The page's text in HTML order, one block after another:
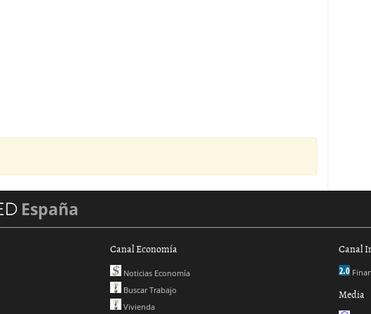
España
Canal Economía
Noticias Economía
Buscar Trabajo
Vivienda
Canal
Media